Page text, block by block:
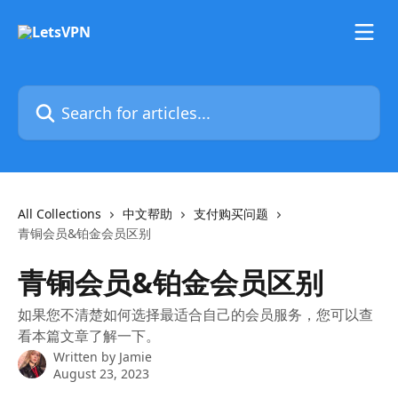
Search for articles...
All Collections 中文帮助
支付购买问题
青铜会员&铂金会员区别
青铜会员&铂金会员区别
如果您不清楚如何选择最适合自己的会员服务，您可以查
看本篇文章了解一下。
Written by Jamie
August 23, 2023